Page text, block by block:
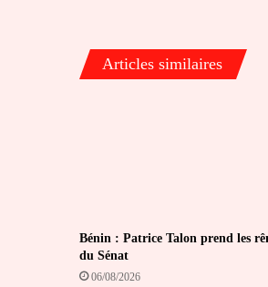
Articles similaires
Bénin : Patrice Talon prend les
du Sénat
06/08/2026